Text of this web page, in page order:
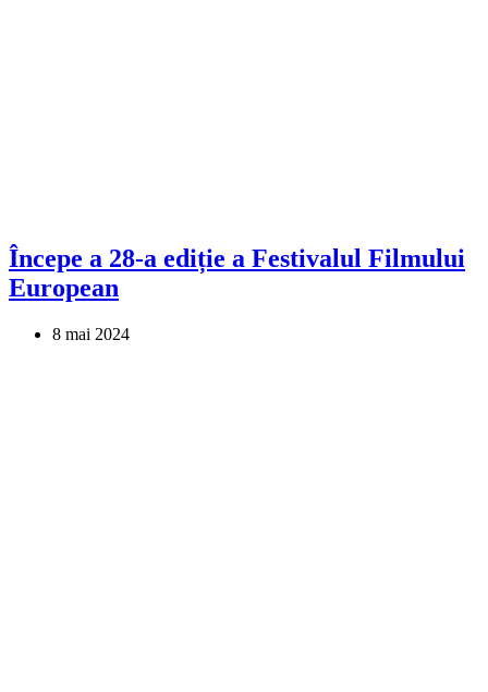
Începe a 28-a ediție a Festivalul Filmului
European
8 mai 2024